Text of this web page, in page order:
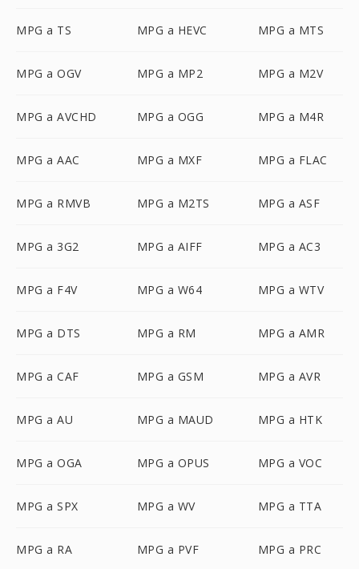
MPG a TS MPG a HEVC MPG a MTS
MPG a OGV MPG a MP2 MPG a M2V
MPG a AVCHD MPG a OGG MPG a M4R
MPG a AAC MPG a MXF MPG a FLAC
MPG a RMVB MPG a M2TS MPG a ASF
MPG a 3G2 MPG a AIFF MPG a AC3
MPG a F4V MPG a W64 MPG a WTV
MPG a DTS MPG a RM MPG a AMR
MPG a CAF MPG a GSM MPG a AVR
MPG a AU MPG a MAUD MPG a HTK
MPG a OGA MPG a OPUS MPG a VOC
MPG a SPX MPG a WV MPG a TTA
MPG a RA MPG a PVF MPG a PRC